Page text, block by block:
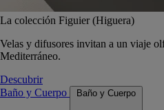
La colección Figuier (Higuera)
Velas y difusores invitan a un viaje
Mediterráneo.
Descubrir
Baño y Cuerpo
Baño y Cuerpo